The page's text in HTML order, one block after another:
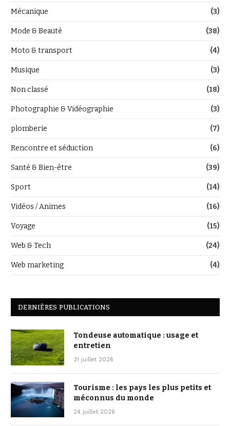
Mécanique (3)
Mode & Beauté (38)
Moto & transport (4)
Musique (3)
Non classé (18)
Photographie & Vidéographie (3)
plomberie (7)
Rencontre et séduction (6)
Santé & Bien-être (39)
Sport (14)
Vidéos / Animes (16)
Voyage (15)
Web & Tech (24)
Web marketing (4)
DERNIÈRES PUBLICATIONS
Tondeuse automatique : usage et
entretien
31 juillet 2026
Tourisme : les pays les plus petits et
méconnus du monde
24 juillet 2026